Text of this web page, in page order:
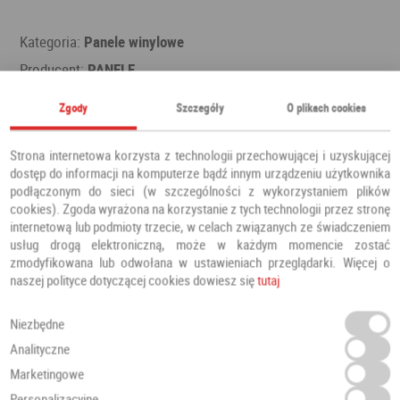
Kategoria: Panele winylowe
Producent:PANELE
Polecamy również
Zgody Szczegóły O plikach cookies
Strona internetowa korzysta z technologii przechowującej i uzyskującej
dostęp do informacji na komputerze bądź innym urządzeniu użytkownika
podłączonym do sieci (w szczególności z wykorzystaniem plików
cookies). Zgoda wyrażona na korzystanie z tych technologii przez stronę
internetową lub podmioty trzecie, w celach związanych ze świadczeniem
usług drogą elektroniczną, może w każdym momencie zostać
zmodyfikowana lub odwołana w ustawieniach przeglądarki. Więcej o
naszej polityce dotyczącej cookies dowiesz siętutaj
Niezbędne
Analityczne
Marketingowe